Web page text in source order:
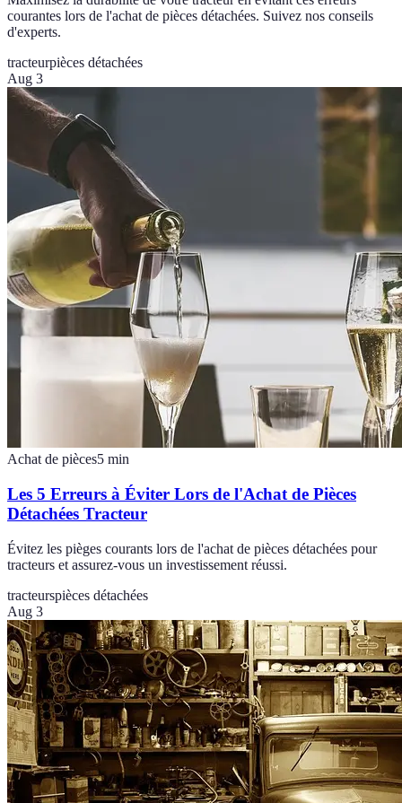
courantes lors de l'achat de pièces détachées. Suivez nos conseils
d'experts.
tracteurpièces détachées
Aug 3
Achat de pièces5 min
Les 5 Erreurs à Éviter Lors de l'Achat de Pièces
Détachées Tracteur
Évitez les pièges courants lors de l'achat de pièces détachées pour
tracteurs et assurez-vous un investissement réussi.
tracteurspièces détachées
Aug 3